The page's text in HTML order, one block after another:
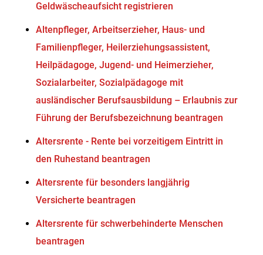
Geldwäscheaufsicht registrieren
Altenpfleger, Arbeitserzieher, Haus- und
Familienpfleger, Heilerziehungsassistent,
Heilpädagoge, Jugend- und Heimerzieher,
Sozialarbeiter, Sozialpädagoge mit
ausländischer Berufsausbildung – Erlaubnis zur
Führung der Berufsbezeichnung beantragen
Altersrente - Rente bei vorzeitigem Eintritt in
den Ruhestand beantragen
Altersrente für besonders langjährig
Versicherte beantragen
Altersrente für schwerbehinderte Menschen
beantragen